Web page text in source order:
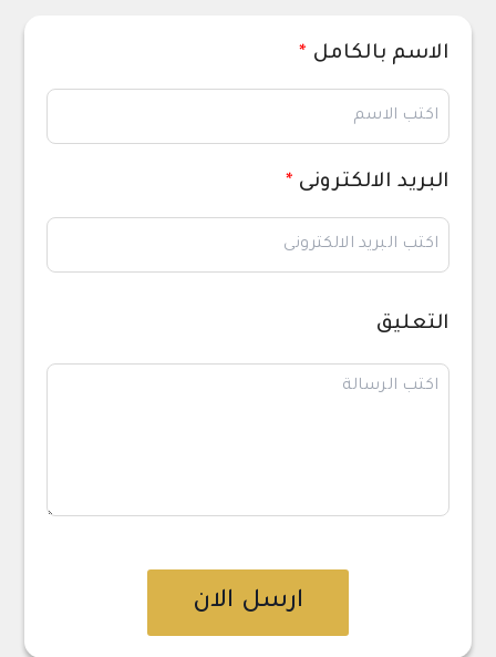
الاسم بالكامل *
البريد الالكترونى *
التعليق
ارسل الان